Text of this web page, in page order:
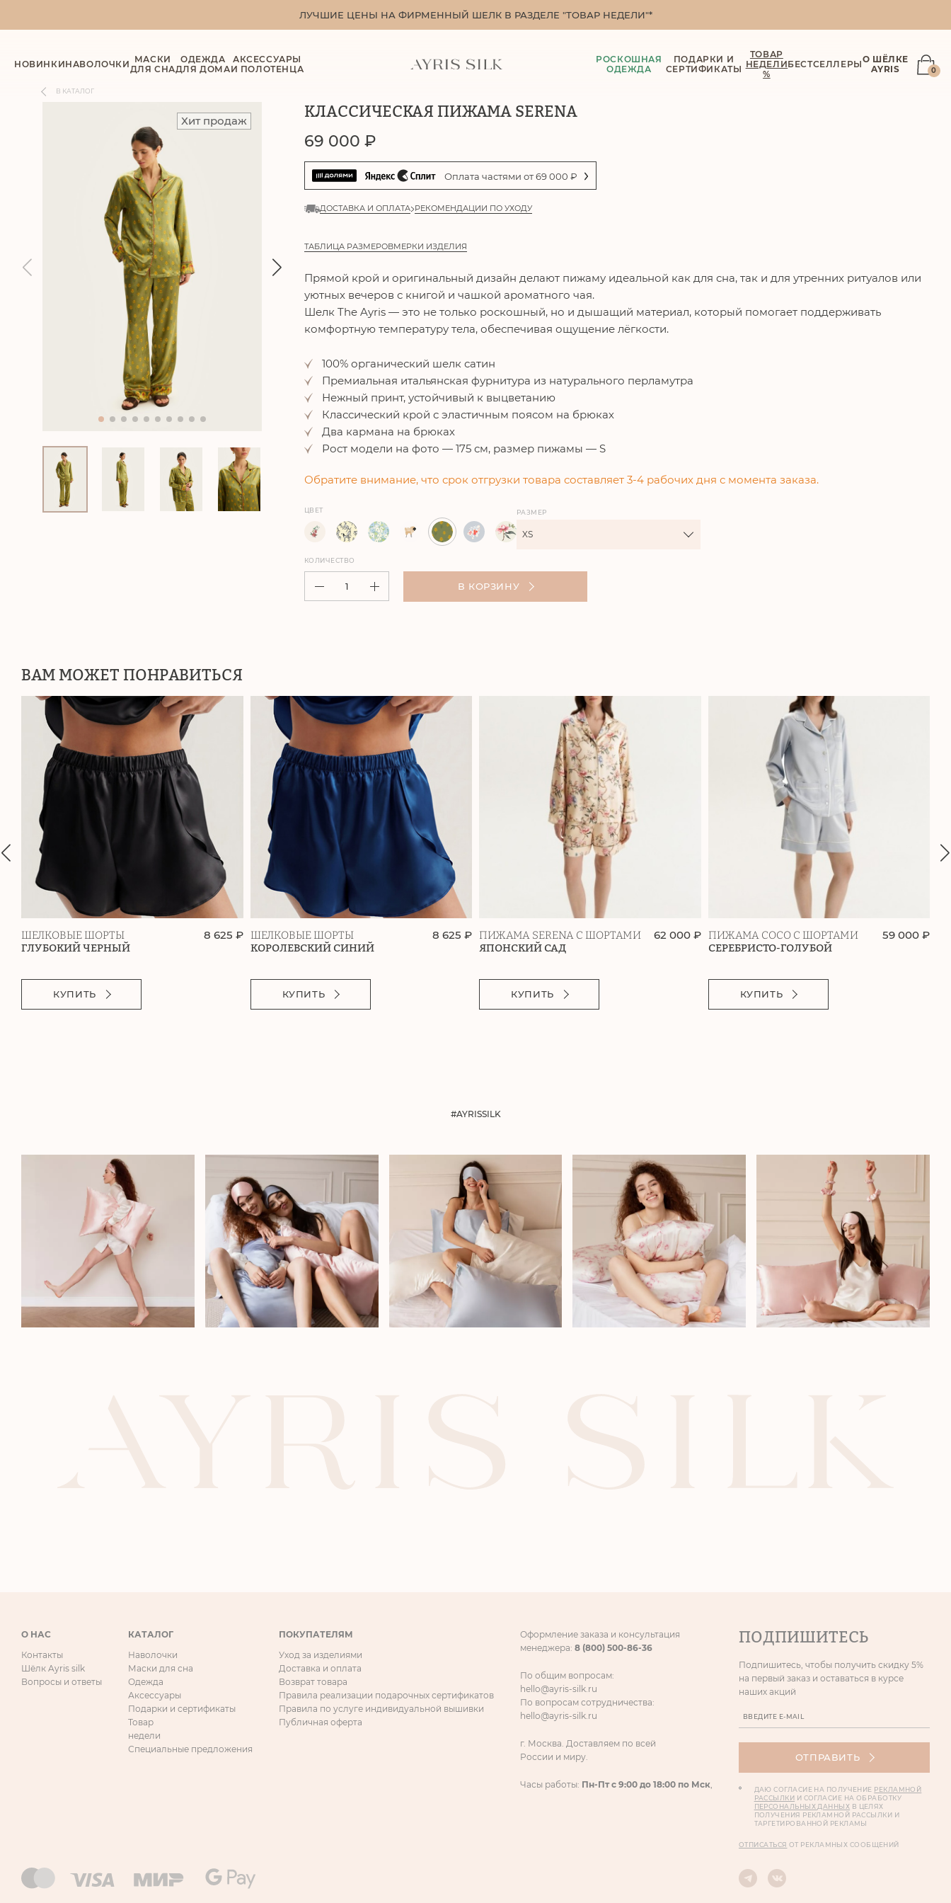
ЛУЧШИЕ ЦЕНЫ НА ФИРМЕННЫЙ ШЕЛК В РАЗДЕЛЕ "ТОВАР НЕДЕЛИ"*
НОВИНКИНАВОЛОЧКИ МАСКИ
ДЛЯ СНА
ОДЕЖДА
ДЛЯ ДОМА
АКСЕССУАРЫ
И ПОЛОТЕНЦА
РОСКОШНАЯ
ОДЕЖДА
ПОДАРКИ И
СЕРТИФИКАТЫ
ТОВАР
НЕДЕЛИ
%
БЕСТСЕЛЛЕРЫО ШЁЛКЕ
AYRIS
0
В КАТАЛОГ
Хит продаж
КЛАССИЧЕСКАЯ ПИЖАМА SERENA
69 000 ₽
Оплата частями от69 000 ₽
ДОСТАВКА И ОПЛАТА РЕКОМЕНДАЦИИ ПО УХОДУ
ТАБЛИЦА РАЗМЕРОВМЕРКИ ИЗДЕЛИЯ
Прямой крой и оригинальный дизайн делают пижаму идеальной как для сна, так и для утренних ритуалов или
уютных вечеров с книгой и чашкой ароматного чая.
Шелк The Ayris — это не только роскошный, но и дышащий материал, который помогает поддерживать
комфортную температуру тела, обеспечивая ощущение лёгкости.
100% органический шелк сатин
Премиальная итальянская фурнитура из натурального перламутра
Нежный принт, устойчивый к выцветанию
Классический крой с эластичным поясом на брюках
Два кармана на брюках
Рост модели на фото — 175 см, размер пижамы — S
Обратите внимание, что срок отгрузки товара составляет 3-4 рабочих дня с момента заказа.
ЦВЕТ РАЗМЕР
XS
КОЛИЧЕСТВО
В КОРЗИНУ
ВАМ МОЖЕТ ПОНРАВИТЬСЯ
ШЕЛКОВЫЕ ШОРТЫ
ГЛУБОКИЙ ЧЕРНЫЙ
8 625 ₽
КУПИТЬ
ШЕЛКОВЫЕ ШОРТЫ
КОРОЛЕВСКИЙ СИНИЙ
8 625 ₽
КУПИТЬ
ПИЖАМА SERENA С ШОРТАМИ
ЯПОНСКИЙ САД
62 000 ₽
КУПИТЬ
ПИЖАМА COCO С ШОРТАМИ
СЕРЕБРИСТО-ГОЛУБОЙ
59 000 ₽
КУПИТЬ
#AYRISSILK
О НАС
Контакты
Шёлк Ayris silk
Вопросы и ответы
КАТАЛОГ
Наволочки
Маски для сна
Одежда
Аксессуары
Подарки и сертификаты
Товар
недели
Специальные предложения
ПОКУПАТЕЛЯМ
Уход за изделиями
Доставка и оплата
Возврат товара
Правила реализации подарочных сертификатов
Правила по услуге индивидуальной вышивки
Публичная оферта
Оформление заказа и консультация
менеджера: 8 (800) 500-86-36
По общим вопросам:
hello@ayris-silk.ru
По вопросам сотрудничества:
hello@ayris-silk.ru
г. Москва. Доставляем по всей
России и миру.
Часы работы: Пн-Пт с 9:00 до 18:00 по Мск,
ПОДПИШИТЕСЬ
Подпишитесь, чтобы получить скидку 5%
на первый заказ и оставаться в курсе
наших акций
ОТПРАВИТЬ
ДАЮ СОГЛАСИЕ НА ПОЛУЧЕНИЕ РЕКЛАМНОЙ
РАССЫЛКИ И СОГЛАСИЕ НА ОБРАБОТКУ
ПЕРСОНАЛЬНЫХ ДАННЫХ В ЦЕЛЯХ
ПОЛУЧЕНИЯ РЕКЛАМНОЙ РАССЫЛКИ И
ТАРГЕТИРОВАННОЙ РЕКЛАМЫ
ОТПИСАТЬСЯ ОТ РЕКЛАМНЫХ СООБЩЕНИЙ